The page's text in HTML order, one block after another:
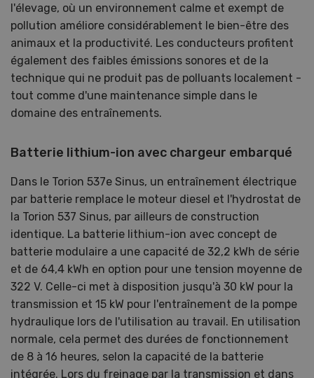
l'élevage, où un environnement calme et exempt de
pollution améliore considérablement le bien-être des
animaux et la productivité. Les conducteurs profitent
également des faibles émissions sonores et de la
technique qui ne produit pas de polluants localement -
tout comme d'une maintenance simple dans le
domaine des entraînements.
Batterie lithium-ion avec chargeur embarqué
Dans le Torion 537e Sinus, un entraînement électrique
par batterie remplace le moteur diesel et l'hydrostat de
la Torion 537 Sinus, par ailleurs de construction
identique. La batterie lithium-ion avec concept de
batterie modulaire a une capacité de 32,2 kWh de série
et de 64,4 kWh en option pour une tension moyenne de
322 V. Celle-ci met à disposition jusqu'à 30 kW pour la
transmission et 15 kW pour l'entraînement de la pompe
hydraulique lors de l'utilisation au travail. En utilisation
normale, cela permet des durées de fonctionnement
de 8 à 16 heures, selon la capacité de la batterie
intégrée. Lors du freinage par la transmission et dans